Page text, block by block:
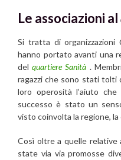
Le associazioni al
Si tratta di organizzazioni
hanno portato avanti una
delquartiere Sanità .
ragazzi che sono stati tolti
loro operosità l’aiuto
successo è stato un
visto coinvolta la regione,
Così oltre a quelle relative
state via via promosse